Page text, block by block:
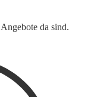
da sind.